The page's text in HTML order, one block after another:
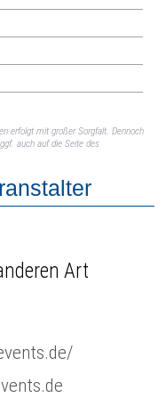
erfolgt mit großer Sorgfalt. Dennoch
auch auf die Seite des
Art